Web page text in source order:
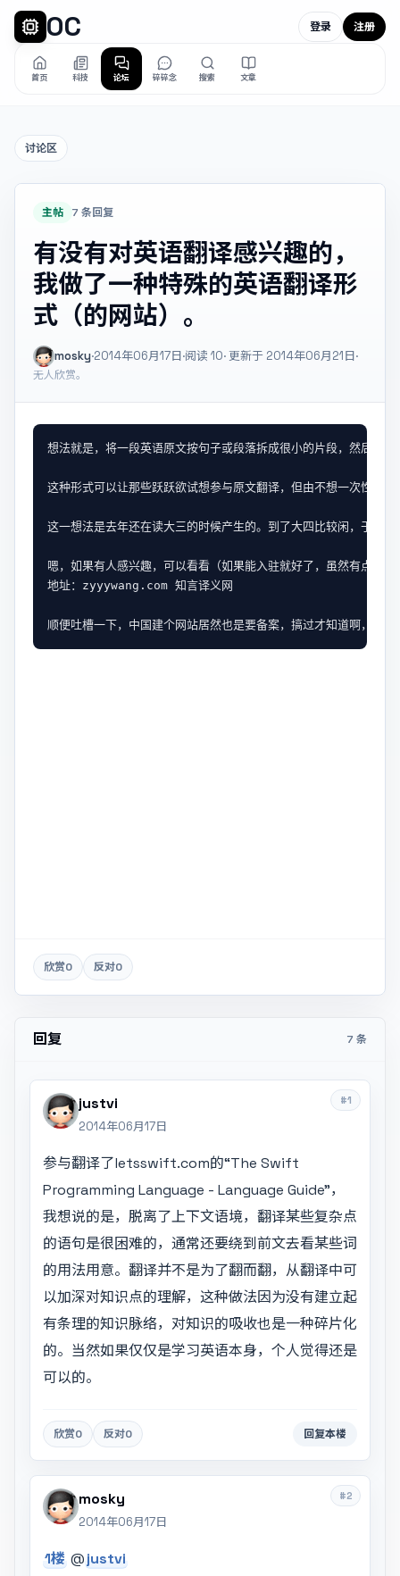
OC
首页 科技 论坛 碎碎念 搜索 文章
登录 注册
讨论区
主帖 7 条回复
有没有对英语翻译感兴趣的，
我做了一种特殊的英语翻译形
式（的网站）。
mosky·2014年06月17日·阅读 10· 更新于 2014年06月21日·
无人欣赏。
想法就是，将一段英语原文按句子或段落拆成很小的片段，然后发
这种形式可以让那些跃跃欲试想参与原文翻译，但由不想一次性接
这一想法是去年还在读大三的时候产生的。到了大四比较闲，于是
嗯，如果有人感兴趣，可以看看（如果能入驻就好了，虽然有点冷清
地址：zyyywang.com 知言译义网
欣赏0 反对0
回复 7 条
#1
justvi
2014年06月17日
参与翻译了letsswift.com的“The Swift
Programming Language - Language Guide"，
我想说的是，脱离了上下文语境，翻译某些复杂点
的语句是很困难的，通常还要绕到前文去看某些词
的用法用意。翻译并不是为了翻而翻，从翻译中可
以加深对知识点的理解，这种做法因为没有建立起
有条理的知识脉络，对知识的吸收也是一种碎片化
的。当然如果仅仅是学习英语本身，个人觉得还是
可以的。
欣赏0 反对0 回复本楼
#2
mosky
2014年06月17日
1楼 @justvi